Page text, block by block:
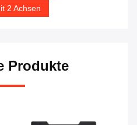
2 Achsen
Produkte